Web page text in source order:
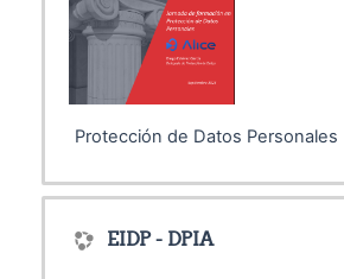
Protección de Datos Personales
EIDP - DPIA